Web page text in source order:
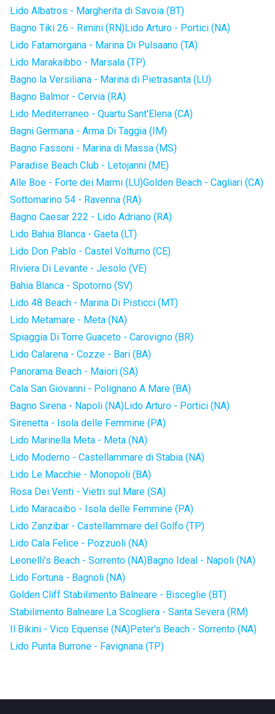
Lido Albatros - Margherita di Savoia (BT)
Bagno Tiki 26 - Rimini (RN)Lido Arturo - Portici (NA)
Lido Fatamorgana - Marina Di Pulsaano (TA)
Lido Marakaibbo - Marsala (TP)
Bagno la Versiliana - Marina di Pietrasanta (LU)
Bagno Balmor - Cervia (RA)
Lido Mediterraneo - Quartu Sant'Elena (CA)
Bagni Germana - Arma Di Taggia (IM)
Bagno Fassoni - Marina di Massa (MS)
Paradise Beach Club - Letojanni (ME)
Alle Boe - Forte dei Marmi (LU)Golden Beach - Cagliari (CA)
Sottomarino 54 - Ravenna (RA)
Bagno Caesar 222 - Lido Adriano (RA)
Lido Bahia Blanca - Gaeta (LT)
Lido Don Pablo - Castel Volturno (CE)
Riviera Di Levante - Jesolo (VE)
Bahia Blanca - Spotorno (SV)
Lido 48 Beach - Marina Di Pisticci (MT)
Lido Metamare - Meta (NA)
Spiaggia Di Torre Guaceto - Carovigno (BR)
Lido Calarena - Cozze - Bari (BA)
Panorama Beach - Maiori (SA)
Cala San Giovanni - Polignano A Mare (BA)
Bagno Sirena - Napoli (NA)Lido Arturo - Portici (NA)
Sirenetta - Isola delle Femmine (PA)
Lido Marinella Meta - Meta (NA)
Lido Moderno - Castellammare di Stabia (NA)
Lido Le Macchie - Monopoli (BA)
Rosa Dei Venti - Vietri sul Mare (SA)
Lido Maracaibo - Isola delle Femmine (PA)
Lido Zanzibar - Castellammare del Golfo (TP)
Lido Cala Felice - Pozzuoli (NA)
Leonelli's Beach - Sorrento (NA)Bagno Ideal - Napoli (NA)
Lido Fortuna - Bagnoli (NA)
Golden Cliff Stabilimento Balneare - Bisceglie (BT)
Stabilimento Balneare La Scogliera - Santa Severa (RM)
Il Bikini - Vico Equense (NA)Peter's Beach - Sorrento (NA)
Lido Punta Burrone - Favignana (TP)